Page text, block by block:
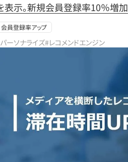
表示。新規会員登録率10％増加
会員登録率アップ
ーソナライズ#レコメンドエンジン